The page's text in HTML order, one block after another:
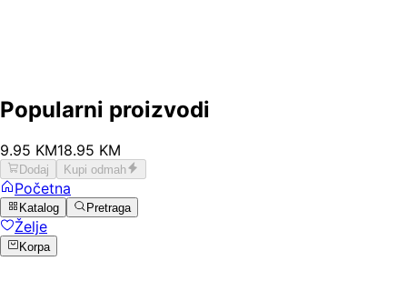
Popularni proizvodi
9.95 KM18.95 KM
Dodaj Kupi odmah
Početna
Katalog Pretraga
Želje
Korpa